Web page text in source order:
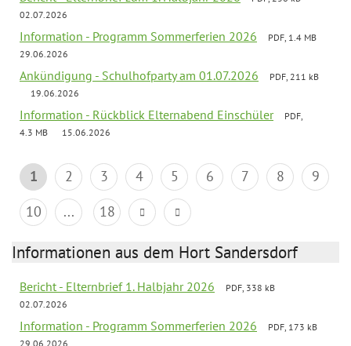
02.07.2026
Information - Programm Sommerferien 2026
PDF, 1.4 MB
29.06.2026
Ankündigung - Schulhofparty am 01.07.2026
PDF, 211 kB
19.06.2026
Information - Rückblick Elternabend Einschüler
PDF,
4.3 MB
15.06.2026
1 2 3 4 5 6 7 8
9
10
... 18
Informationen aus dem Hort Sandersdorf
Bericht - Elternbrief 1. Halbjahr 2026
PDF, 338 kB
02.07.2026
Information - Programm Sommerferien 2026
PDF, 173 kB
29.06.2026